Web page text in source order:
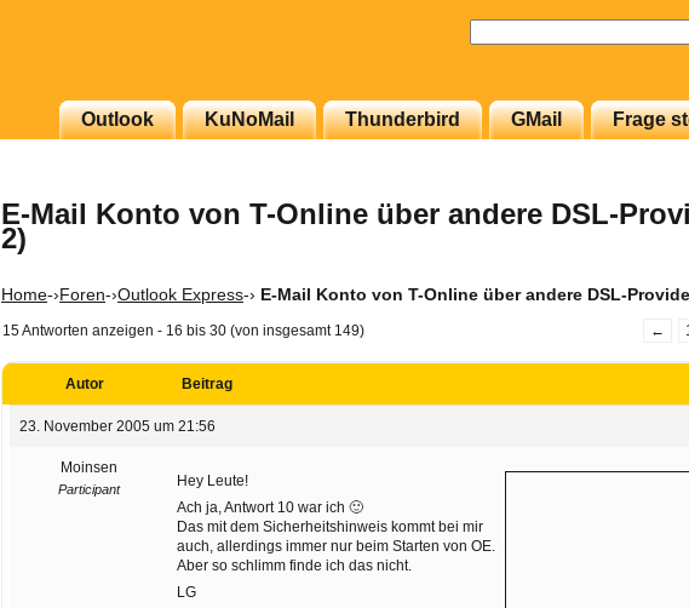
Outlook KuNoMail Thunderbird GMail Frage
E-Mail Konto von T-Online über andere DSL-
2)
Home-›Foren-›Outlook Express-› E-Mail Konto von T-Online über andere DSL-
15 Antworten anzeigen - 16 bis 30 (von insgesamt 149) ← 1
Autor Beitrag
23. November 2005 um 21:56
Moinsen
Participant
Hey Leute!
Ach ja, Antwort 10 war ich 🙂
Das mit dem Sicherheitshinweis kommt bei mir
auch, allerdings immer nur beim Starten von OE.
Aber so schlimm finde ich das nicht.
LG